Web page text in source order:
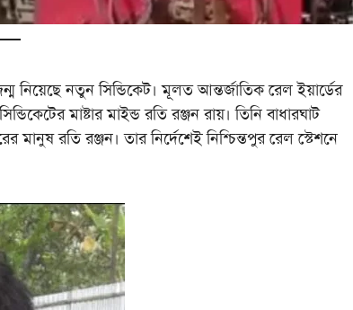
নতুন সিন্ডিকেট। মূলত আন্তর্জাতিক রেল ইয়ার্ডের
মাষ্টার মাইন্ড রতি রঞ্জন রায়। তিনি বাধারঘাট
মানুষ রতি রঞ্জন। তার নির্দেশেই নিশ্চিন্তপুর রেল স্টেশনে